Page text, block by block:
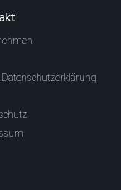
Datenschutzerklärung